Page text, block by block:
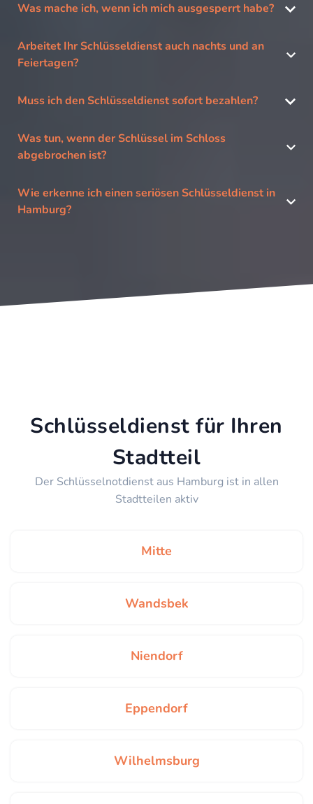
Was mache ich, wenn ich mich ausgesperrt habe?
Arbeitet Ihr Schlüsseldienst auch nachts und an
Feiertagen?
Muss ich den Schlüsseldienst sofort bezahlen?
Was tun, wenn der Schlüssel im Schloss
abgebrochen ist?
Wie erkenne ich einen seriösen Schlüsseldienst in
Hamburg?
Schlüsseldienst für Ihren
Stadtteil
Der Schlüsselnotdienst aus Hamburg ist in allen
Stadtteilen aktiv
Mitte
Wandsbek
Niendorf
Eppendorf
Wilhelmsburg